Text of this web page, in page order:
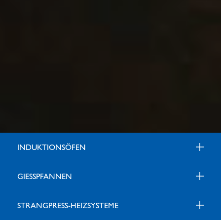
INDUKTIONSÖFEN
GIESSPFANNEN
STRANGPRESS-HEIZSYSTEME